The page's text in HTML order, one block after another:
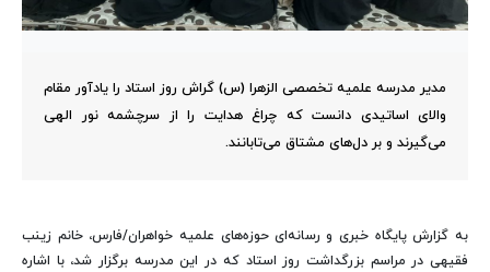
مدیر مدرسه علمیه تخصصی الزهرا (س) گراش روز استاد را یادآور مقام
والای اساتیدی دانست که چراغ هدایت را از سرچشمه نور الهی
می‌گیرند و بر دل‌های مشتاق می‌تابانند.
به گزارش پایگاه خبری و رسانه‌ای حوزه‌های علمیه خواهران/فارس، خانم زینب
فقیهی در مراسم بزرگداشت روز استاد که در این مدرسه برگزار شد، با اشاره